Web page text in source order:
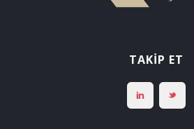
TAKİP ET